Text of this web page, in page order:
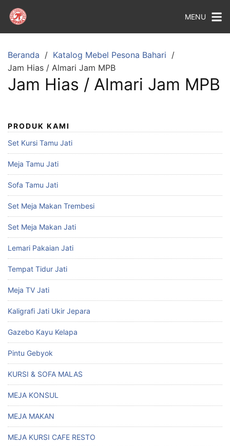
MENU
Beranda
Katalog Mebel Pesona Bahari
Jam Hias / Almari Jam MPB
Jam Hias / Almari Jam MPB
PRODUK KAMI
Set Kursi Tamu Jati
Meja Tamu Jati
Sofa Tamu Jati
Set Meja Makan Trembesi
Set Meja Makan Jati
Lemari Pakaian Jati
Tempat Tidur Jati
Meja TV Jati
Kaligrafi Jati Ukir Jepara
Gazebo Kayu Kelapa
Pintu Gebyok
KURSI & SOFA MALAS
MEJA KONSUL
MEJA MAKAN
MEJA KURSI CAFE RESTO